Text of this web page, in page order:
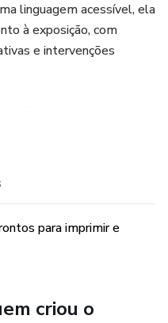
linguagem acessível, ela
à exposição, com
e intervenções
vínculo com seus
fobias de cachorros,
para imprimir e
criou o